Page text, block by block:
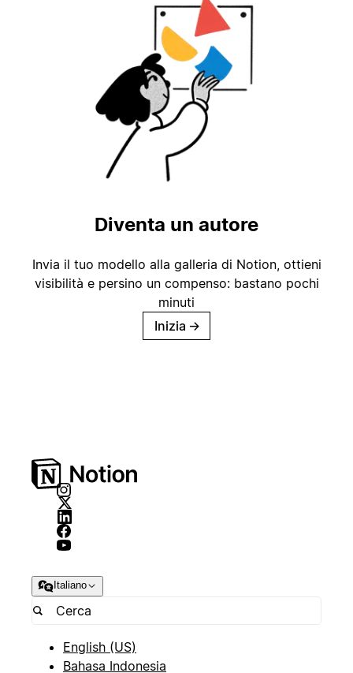
Diventa un autore
Invia il tuo modello alla galleria di Notion, ottieni
visibilità e persino un compenso: bastano pochi
minuti
Inizia →
Italiano
English (US)
Bahasa Indonesia